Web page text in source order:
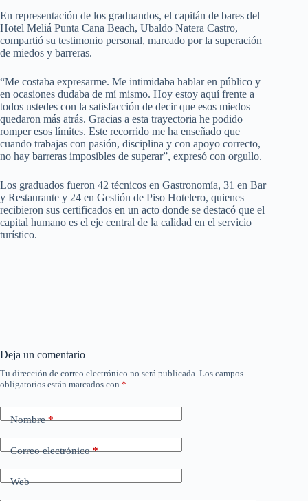
En representación de los graduandos, el capitán de bares del
Hotel Meliá Punta Cana Beach, Ubaldo Natera Castro,
compartió su testimonio personal, marcado por la superación
de miedos y barreras.
“Me costaba expresarme. Me intimidaba hablar en público y
en ocasiones dudaba de mí mismo. Hoy estoy aquí frente a
todos ustedes con la satisfacción de decir que esos miedos
quedaron más atrás. Gracias a esta trayectoria he podido
romper esos límites. Este recorrido me ha enseñado que
cuando trabajas con pasión, disciplina y con apoyo correcto,
no hay barreras imposibles de superar”, expresó con orgullo.
Los graduados fueron 42 técnicos en Gastronomía, 31 en Bar
y Restaurante y 24 en Gestión de Piso Hotelero, quienes
recibieron sus certificados en un acto donde se destacó que el
capital humano es el eje central de la calidad en el servicio
turístico.
Deja un comentario
Tu dirección de correo electrónico no será publicada. Los campos
obligatorios están marcados con *
Nombre*
Correo electrónico*
Web